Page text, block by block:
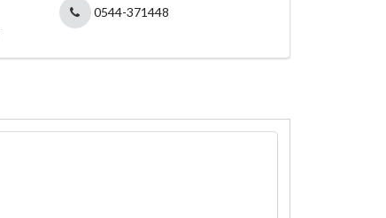
0544-371448